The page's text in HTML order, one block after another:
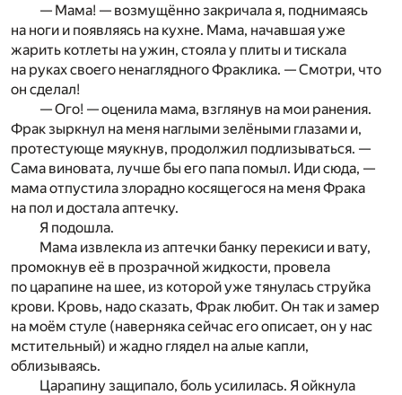
— Мама! — возмущённо закричала я, поднимаясь
на ноги и появляясь на кухне. Мама, начавшая уже
жарить котлеты на ужин, стояла у плиты и тискала
на руках своего ненаглядного Фраклика. — Смотри, что
он сделал!
— Ого! — оценила мама, взглянув на мои ранения.
Фрак зыркнул на меня наглыми зелёными глазами и,
протестующе мяукнув, продолжил подлизываться. —
Сама виновата, лучше бы его папа помыл. Иди сюда, —
мама отпустила злорадно косящегося на меня Фрака
на пол и достала аптечку.
Я подошла.
Мама извлекла из аптечки банку перекиси и вату,
промокнув её в прозрачной жидкости, провела
по царапине на шее, из которой уже тянулась струйка
крови. Кровь, надо сказать, Фрак любит. Он так и замер
на моём стуле (наверняка сейчас его описает, он у нас
мстительный) и жадно глядел на алые капли,
облизываясь.
Царапину защипало, боль усилилась. Я ойкнула